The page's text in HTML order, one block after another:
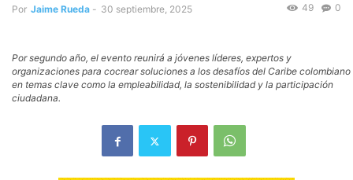
Por Jaime Rueda - 30 septiembre, 2025 0
49
Por segundo año, el evento reunirá a jóvenes líderes, expertos y
organizaciones para cocrear soluciones a los desafíos del Caribe colombiano
en temas clave como la empleabilidad, la sostenibilidad y la participación
ciudadana.